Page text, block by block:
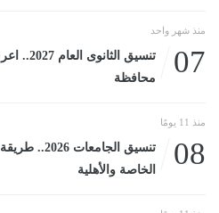
منذ شهر واحد
07
محافظة
منذ 11 يومًا
08
تنسيق
الخاصة والأهلية